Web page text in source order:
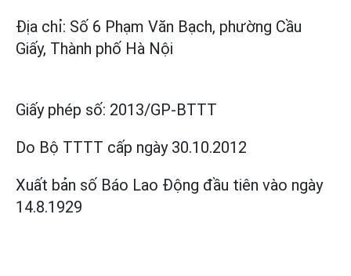
Địa chỉ: Số 6 Phạm Văn Bạch, phường Cầu
Giấy, Thành phố Hà Nội
Giấy phép số: 2013/GP-BTTT
Do Bộ TTTT cấp ngày 30.10.2012
Xuất bản số Báo Lao Động đầu tiên vào ngày
14.8.1929